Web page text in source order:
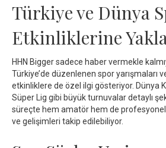
Türkiye ve Dünya
Etkinliklerine
HHN Bigger sadece haber vermekle
Türkiye’de düzenlenen spor yarışmaları
etkinliklere de özel ilgi gösteriyor. Dünya
Süper Lig gibi büyük turnuvalar detaylı
süreçte hem amatör hem de
ve gelişimleri takip edilebiliyor.